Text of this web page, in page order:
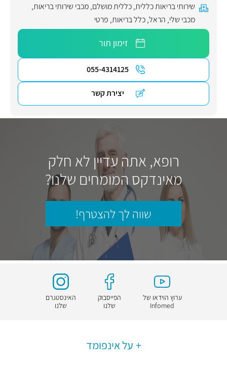
שירותי בריאות כללית,כללית מושלם,מכבי שירותי בריאות,
מכבי שלי, הראל,כלל בריאות, פרטי
זימון תור
055-4314125
יצירת קשר
רופא, אתה עדיין לא חלק
מאינדקס המומחים שלנו?
שווה לך להצטרף!
ערוץ הוידאו של
Infomed
הפייסבוק
שלנו
האינסטגרם
שלנו
על אינפומד